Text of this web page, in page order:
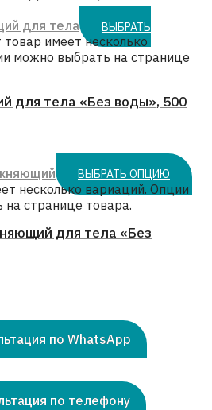
ВЫБРАТЬ
товар имеет несколько
можно выбрать на странице
для тела «Без воды», 500
ВЫБРАТЬ ОПЦИЮ
несколько вариаций. Опции
странице товара.
для тела «Без
по WhatsApp
по телефону